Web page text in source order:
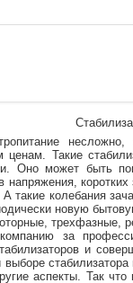
Такие
Оно может быть
напряжения,
такие колебания
новую
трехфазные,
за
и
выборе
аспекты. Так